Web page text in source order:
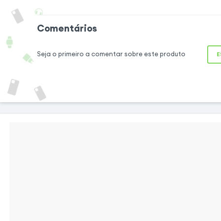
proteção perfeita
resistente e
Comentários
Seja o primeiro a comentar sobre este produto